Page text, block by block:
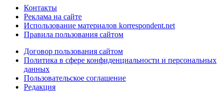
Контакты
Реклама на сайте
Использование материалов korrespondent.net
Правила пользования сайтом
Договор пользования сайтом
Политика в сфере конфиденциальности и персональных
данных
Пользовательское соглашение
Редакция